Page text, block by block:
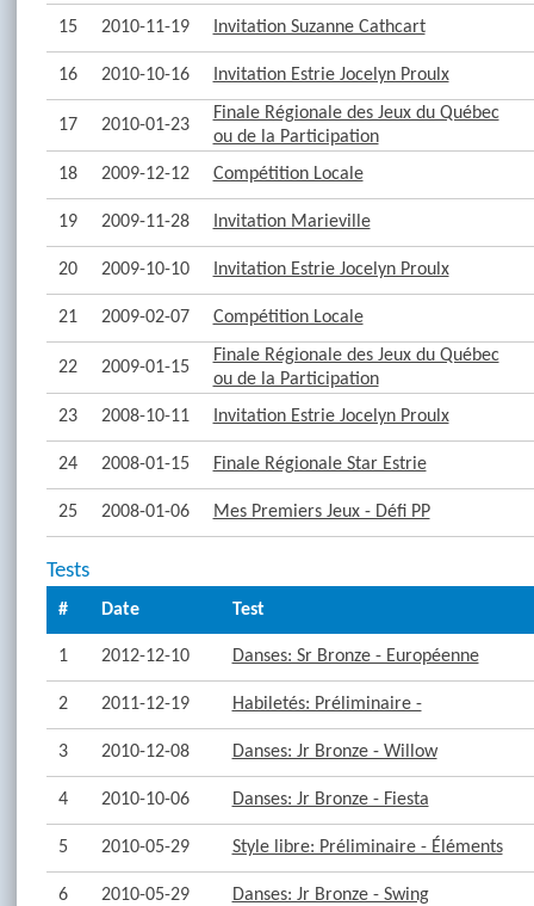
15 2010-11-19 Invitation Suzanne Cathcart
16 2010-10-16 Invitation Estrie Jocelyn Proulx
17 2010-01-23
Finale Régionale des Jeux du Québec
ou de la Participation
18
2009-12-12 Compétition Locale
19 2009-11-28 Invitation Marieville
20 2009-10-10 Invitation Estrie Jocelyn Proulx
21 2009-02-07 Compétition Locale
22 2009-01-15
Finale Régionale des Jeux du Québec
ou de la Participation
23
2008-10-11 Invitation Estrie Jocelyn Proulx
24 2008-01-15 Finale Régionale Star Estrie
25 2008-01-06 Mes Premiers Jeux - Défi PP
Tests
# Date Test
1 2012-12-10 Danses: Sr Bronze - Européenne
2 2011-12-19 Habiletés: Préliminaire -
3 2010-12-08 Danses: Jr Bronze - Willow
4 2010-10-06 Danses: Jr Bronze - Fiesta
5 2010-05-29 Style libre: Préliminaire - Éléments
6 2010-05-29 Danses: Jr Bronze - Swing